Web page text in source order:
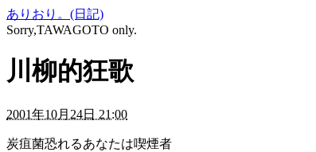
ありおり。(日記)
Sorry,TAWAGOTO only.
川柳的狂歌
2001年10月24日 21:00
炭疽菌恐れるあなたは喫煙者